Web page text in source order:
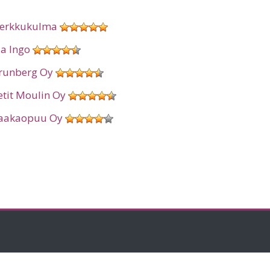
Ingo
Oy
Moulin Oy
Oy